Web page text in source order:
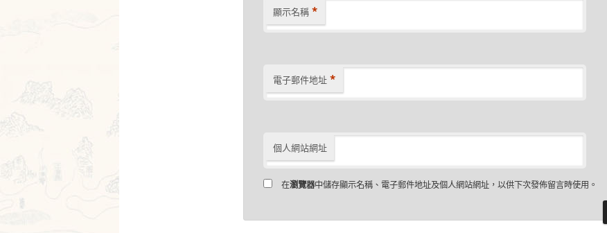
顯示名稱 *
電子郵件地址 *
個人網站網址
在瀏覽器中儲存顯示名稱、電子郵件地址及個人網站網址，以供下次發佈留言時使用。